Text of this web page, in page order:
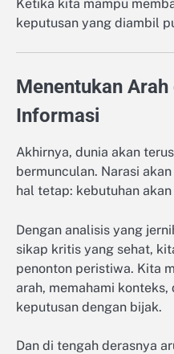
Ketika kita mampu
keputusan yang diambil
Menentukan
Informasi
Akhirnya, dunia akan
bermunculan. Narasi
hal tetap: kebutuhan
Dengan analisis yang
sikap kritis yang sehat,
penonton peristiwa. Kita
arah, memahami
keputusan dengan bijak.
Dan di tengah derasnya